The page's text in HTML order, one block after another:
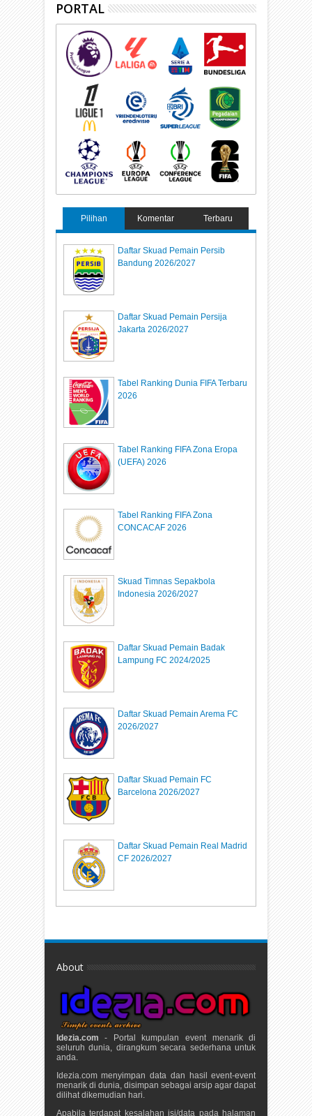
PORTAL
Pilihan Komentar Terbaru
Daftar Skuad Pemain Persib
Bandung 2026/2027
Daftar Skuad Pemain Persija
Jakarta 2026/2027
Tabel Ranking Dunia FIFA Terbaru
2026
Tabel Ranking FIFA Zona Eropa
(UEFA) 2026
Tabel Ranking FIFA Zona
CONCACAF 2026
Skuad Timnas Sepakbola
Indonesia 2026/2027
Daftar Skuad Pemain Badak
Lampung FC 2024/2025
Daftar Skuad Pemain Arema FC
2026/2027
Daftar Skuad Pemain FC
Barcelona 2026/2027
Daftar Skuad Pemain Real Madrid
CF 2026/2027
About
Idezia.com - Portal kumpulan event menarik di
seluruh dunia, dirangkum secara sederhana untuk
anda.
Idezia.com menyimpan data dan hasil event-event
menarik di dunia, disimpan sebagai arsip agar dapat
dilihat dikemudian hari.
Apabila terdapat kesalahan isi/data pada halaman